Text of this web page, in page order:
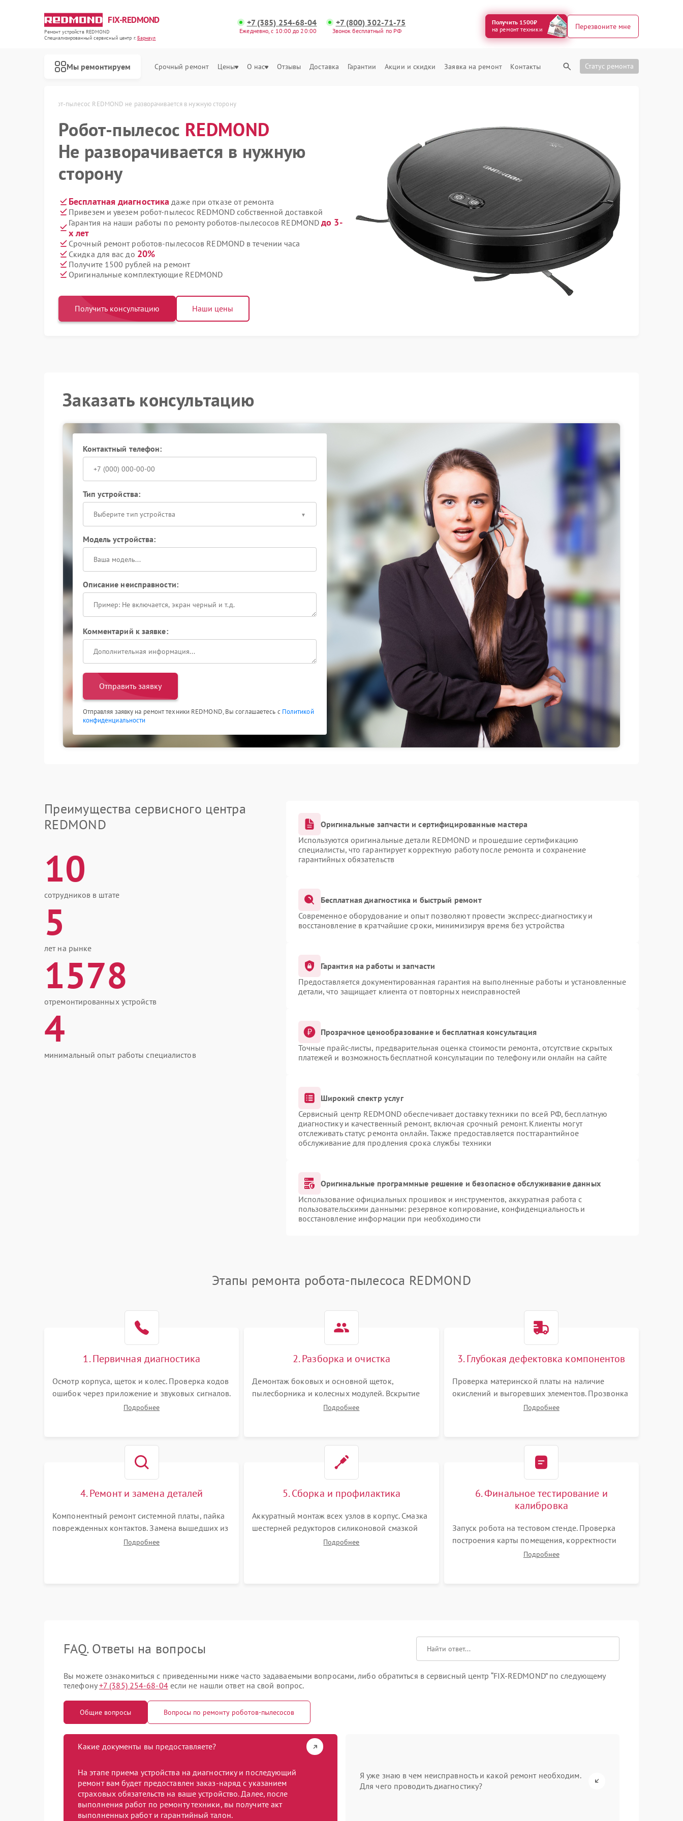
FIX-REDMOND
Ремонт устройств REDMOND
Специализированный cервисный центр г.Барнаул
+7 (385) 254-68-04
Ежедневно, с 10:00 до 20:00
+7 (800) 302-71-75
Звонок бесплатный по РФ
Получить 1500₽
на ремонт техники
Перезвоните мне
Мы ремонтируем Срочный ремонт Цены О нас Отзывы Доставка Гарантии Акции и скидки Заявка на ремонт Контакты Статус ремонта
Робот-пылесос REDMOND не разворачивается в нужную сторону
Робот-пылесос REDMOND
Не разворачивается в нужную
сторону
Бесплатная диагностика даже при отказе от ремонта
Привезем и увезем робот-пылесос REDMOND собственной доставкой
Гарантия на наши работы по ремонту роботов-пылесосов REDMONDдо 3-
х лет
Срочный ремонт роботов-пылесосов REDMOND в течении часа
Скидка для вас до 20%
Получите 1500 рублей на ремонт
Оригинальные комплектующие REDMOND
Получить консультацию Наши цены
Заказать консультацию
Контактный телефон:
Тип устройства:
Выберите тип устройства
Модель устройства:
Описание неисправности:
Комментарий к заявке:
Отправить заявку
Отправляя заявку на ремонт техники REDMOND, Вы соглашаетесь с Политикой
конфиденциальности
Преимущества сервисного центра
REDMOND
10
сотрудников в штате
5
лет на рынке
1578
отремонтированных устройств
4
минимальный опыт работы специалистов
Оригинальные запчасти и сертифицированные мастера
Используются оригинальные детали REDMOND и прошедшие сертификацию
специалисты, что гарантирует корректную работу после ремонта и сохранение
гарантийных обязательств
Бесплатная диагностика и быстрый ремонт
Современное оборудование и опыт позволяют провести экспресс-диагностику и
восстановление в кратчайшие сроки, минимизируя время без устройства
Гарантия на работы и запчасти
Предоставляется документированная гарантия на выполненные работы и установленные
детали, что защищает клиента от повторных неисправностей
Прозрачное ценообразование и бесплатная консультация
Точные прайс-листы, предварительная оценка стоимости ремонта, отсутствие скрытых
платежей и возможность бесплатной консультации по телефону или онлайн на сайте
Широкий спектр услуг
Сервисный центр REDMOND обеспечивает доставку техники по всей РФ, бесплатную
диагностику и качественный ремонт, включая срочный ремонт. Клиенты могут
отслеживать статус ремонта онлайн. Также предоставляется постгарантийное
обслуживание для продления срока службы техники
Оригинальные программные решение и безопасное обслуживание данных
Использование официальных прошивок и инструментов, аккуратная работа с
пользовательскими данными: резервное копирование, конфиденциальность и
восстановление информации при необходимости
Этапы ремонта робота-пылесоса REDMOND
1. Первичная диагностика
Осмотр корпуса, щеток и колес. Проверка кодов
ошибок через приложение и звуковых сигналов.
Замер емкости аккумулятора и тестирование
Подробнее
2. Разборка и очистка
Демонтаж боковых и основной щеток,
пылесборника и колесных модулей. Вскрытие
корпуса робота. Тщательная очистка внутренних
Подробнее
3. Глубокая дефектовка компонентов
Проверка материнской платы на наличие
окислений и выгоревших элементов. Прозвонка
цепей питания, тестирование приводных
Подробнее
4. Ремонт и замена деталей
Компонентный ремонт системной платы, пайка
поврежденных контактов. Замена вышедших из
строя двигателей, изношенного аккумулятора,
Подробнее
5. Сборка и профилактика
Аккуратный монтаж всех узлов в корпус. Смазка
шестерней редукторов силиконовой смазкой
для снижения шума. Установка новых
Подробнее
6. Финальное тестирование и
калибровка
Запуск робота на тестовом стенде. Проверка
построения карты помещения, корректности
навигации и обхода препятствий. Оценка силы
Подробнее
FAQ. Ответы на вопросы
Вы можете ознакомиться с приведенными ниже часто задаваемыми вопросами, либо обратиться в сервисный центр “FIX-REDMOND” по следующему
телефону+7 (385) 254-68-04если не нашли ответ на свой вопрос.
Общие вопросы Вопросы по ремонту роботов-пылесосов
Какие документы вы предоставляете?
На этапе приема устройства на диагностику и последующий
ремонт вам будет предоставлен заказ-наряд с указанием
страховых обязательств на ваше устройство. Далее, после
выполнения работ по ремонту техники, вы получите акт
выполненных работ и гарантийный талон.
Я уже знаю в чем неисправность и какой ремонт необходим.
Для чего проводить диагностику?